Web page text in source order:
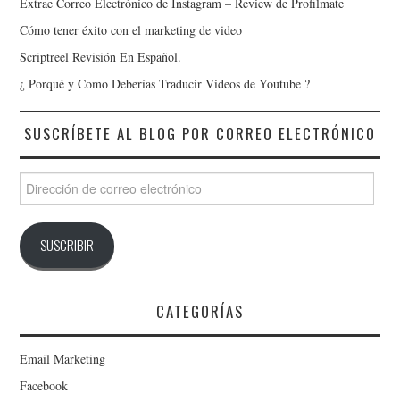
Cómo tener éxito con el marketing de video
Scriptreel Revisión En Español.
¿ Porqué y Como Deberías Traducir Videos de Youtube ?
SUSCRÍBETE AL BLOG POR CORREO ELECTRÓNICO
de
electrónico
SUSCRIBIR
CATEGORÍAS
Email Marketing
Facebook